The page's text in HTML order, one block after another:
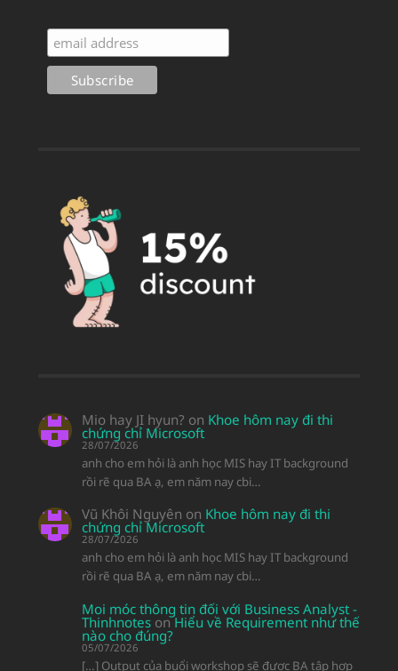
Mio hay JI hyun? on Khoe hôm nay đi thi
chứng chỉ Microsoft
28/07/2026
anh cho em hỏi là anh học MIS hay IT background
rồi rẽ qua BA ạ, em năm nay cbi…
Vũ Khôi Nguyên on Khoe hôm nay đi thi
chứng chỉ Microsoft
28/07/2026
anh cho em hỏi là anh học MIS hay IT background
rồi rẽ qua BA ạ, em năm nay cbi…
Moi móc thông tin đối với Business Analyst -
ThinhnotesonHiểu về Requirement như thế
nào cho đúng?
05/07/2026
[…] Output của buổi workshop sẽ được BA tập hợp